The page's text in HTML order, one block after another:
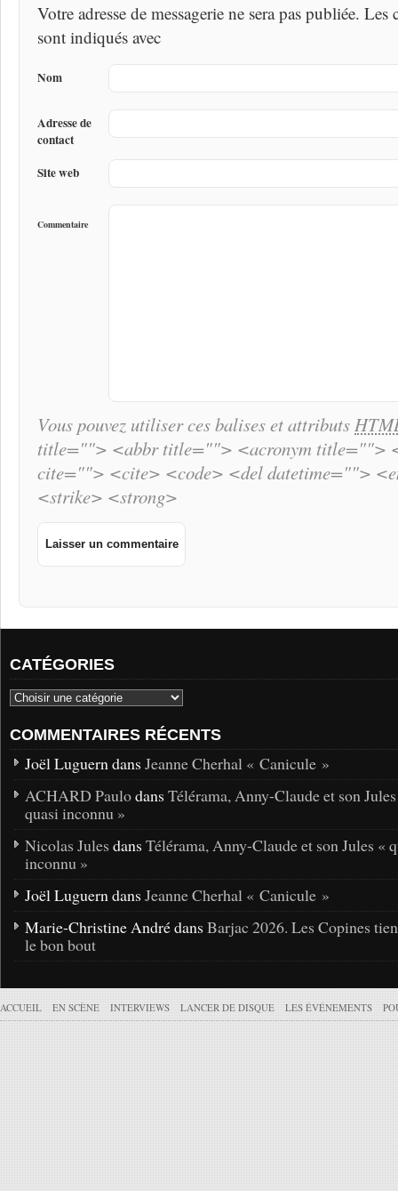
Votre adresse de messagerie ne sera pas publiée.
sont indiqués avec
Nom
Adresse de
contact
Site web
Commentaire
Vous pouvez utiliser ces balises et attributs
title=""> <abbr title=""> <acronym title="">
cite=""> <cite> <code> <del datetime="">
<strike> <strong>
CATÉGORIES
COMMENTAIRES RÉCENTS
Joël Luguern dans Jeanne Cherhal « Canicule »
ACHARD Paulodans Télérama, Anny-Claude et son
quasi inconnu »
Nicolas Jules dans Télérama, Anny-Claude et son Jules «
inconnu »
Joël Luguern dans Jeanne Cherhal « Canicule »
Marie-Christine André dans Barjac 2026. Les Copines
le bon bout
ACCUEIL EN SCÈNE INTERVIEWS LANCER DE DISQUE LES ÉVÉNEMENTS